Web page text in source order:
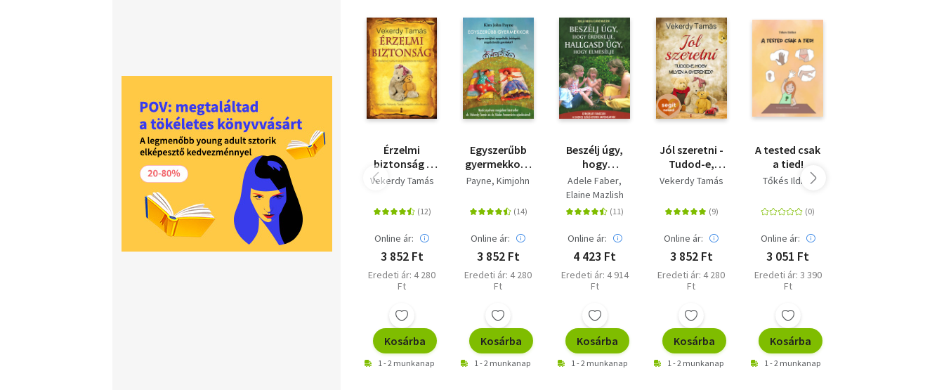
Érzelmi
biztonság -
Mit kell(ene)
gyerekekről és
magunkról?
Vekerdy Tamás
Online ár:
3 852 Ft
Eredeti ár: 4 280
Ft
Kosárba
1 - 2 munkanap
Egyszerűbb
gyermekkor -
Hogyan
nyugodtabb,
boldogabb,
magabiztosabb
Payne, Kimjohn
Online ár:
3 852 Ft
Eredeti ár: 4 280
Ft
Kosárba
1 - 2 munkanap
Beszélj úgy,
hogy
érdekelje,
hallgasd úgy,
hogy
elmesélje -
Gyakorlati
sikeres szülő-
gyerek
kapcsolathoz
Adele Faber
Elaine Mazlish
Online ár:
4 423 Ft
Eredeti ár: 4 914
Ft
Kosárba
1 - 2 munkanap
Jól szeretni -
Tudod-e,
hogy milyen a
Vekerdy Tamás
Online ár:
3 852 Ft
Eredeti ár: 4 280
Ft
Kosárba
1 - 2 munkanap
A tested csak
a tied!
Tőkés Ildikó
Online ár:
3 051 Ft
Eredeti ár: 3 390
Ft
Kosárba
1 - 2 munkanap